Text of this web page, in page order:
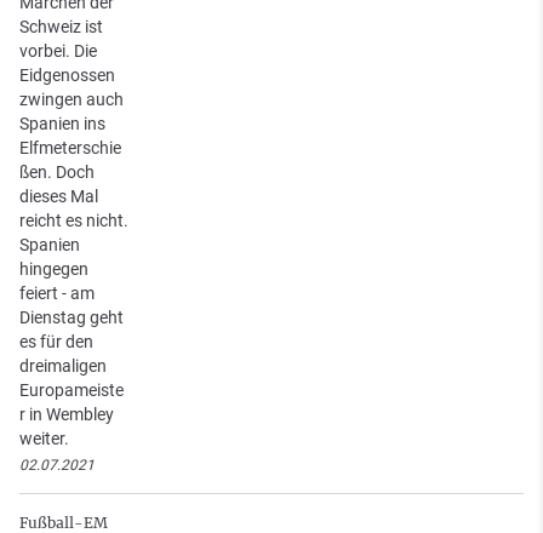
Schweiz ist
vorbei. Die
Eidgenossen
zwingen auch
Spanien ins
Elfmeterschie
ßen. Doch
dieses Mal
reicht es nicht.
Spanien
hingegen
feiert - am
Dienstag geht
es für den
dreimaligen
Europameiste
r in Wembley
weiter.
02.07.2021
Fußball-EM